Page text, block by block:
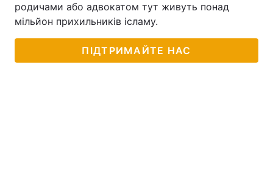
родичами або адвокатом тут живуть понад
мільйон прихильників ісламу.
ПІДТРИМАЙТЕ НАС